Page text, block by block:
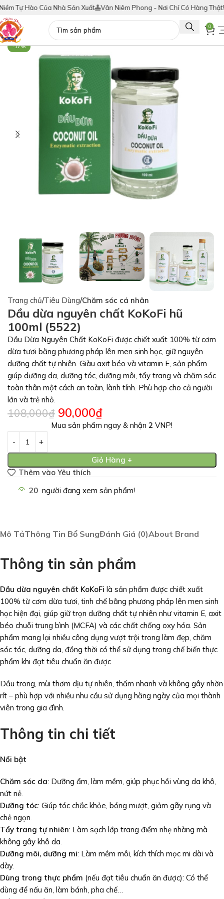
Hào Của Nhà Sản Xuất Vân Niêm Phong - Nơi Chỉ Có Hàng Thật!
0
-17%
Trang chủ Tiêu Dùng Chăm sóc cá nhân
Dầu dừa nguyên chất KoKoFi hũ
100ml (5522)
Dầu Dừa Nguyên Chất KoKoFi được chiết xuất 100% từ cơm
dừa tươi bằng phương pháp lên men sinh học, giữ nguyên
dưỡng chất tự nhiên. Giàu axit béo và vitamin E, sản phẩm
giúp dưỡng da, dưỡng tóc, dưỡng môi, tẩy trang và chăm sóc
toàn thân một cách an toàn, lành tính. Phù hợp cho cả người
lớn và trẻ nhỏ.
108,000₫ 90,000₫
Mua sản phẩm ngay & nhận2 VNP!
Giỏ Hàng +
Thêm vào Yêu thích
20 người đang xem sản phẩm!
Mô TảThông Tin Bổ SungĐánh Giá (0)About Brand
Thông tin sản phẩm
Dầu dừa nguyên chất KoKoFi là sản phẩm được chiết xuất
100% từ cơm dừa tươi, tinh chế bằng phương pháp lên men sinh
học hiện đại, giúp giữ trọn dưỡng chất tự nhiên như vitamin E, axit
béo chuỗi trung bình (MCFA) và các chất chống oxy hóa. Sản
phẩm mang lại nhiều công dụng vượt trội trong làm đẹp, chăm
sóc tóc, dưỡng da, đồng thời có thể sử dụng trong chế biến thực
phẩm khi đạt tiêu chuẩn ăn được.
Dầu trong, mùi thơm dịu tự nhiên, thấm nhanh và không gây nhờn
rít – phù hợp với nhiều nhu cầu sử dụng hằng ngày của mọi thành
viên trong gia đình.
Thông tin chi tiết
Nổi bật
Chăm sóc da: Dưỡng ẩm, làm mềm, giúp phục hồi vùng da khô,
nứt nẻ.
Dưỡng tóc: Giúp tóc chắc khỏe, bóng mượt, giảm gãy rụng và
chẻ ngọn.
Tẩy trang tự nhiên: Làm sạch lớp trang điểm nhẹ nhàng mà
không gây khô da.
Dưỡng môi, dưỡng mi: Làm mềm môi, kích thích mọc mi dài và
dày.
Dùng trong thực phẩm (nếu đạt tiêu chuẩn ăn được): Có thể
dùng để nấu ăn, làm bánh, pha chế…